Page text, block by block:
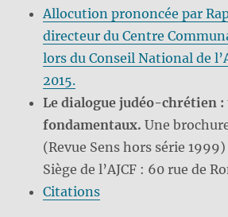
Allocution prononcée par
directeur du Centre
lors du Conseil National de
2015.
Le dialogue judéo-chrétien :
fondamentaux. Une
(Revue Sens hors série
Siège de l’AJCF : 60 rue de
Citations